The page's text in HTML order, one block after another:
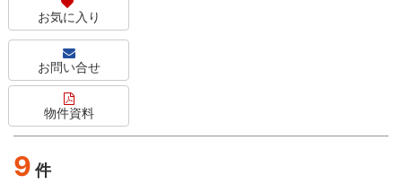
お気に入り
お問い合せ
物件資料
9 件